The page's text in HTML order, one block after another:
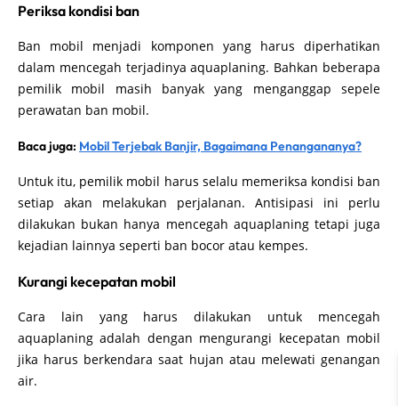
Periksa kondisi ban
Ban mobil menjadi komponen yang harus diperhatikan
dalam mencegah terjadinya aquaplaning. Bahkan beberapa
pemilik mobil masih banyak yang menganggap sepele
perawatan ban mobil.
Baca juga: Mobil Terjebak Banjir, Bagaimana Penangananya?
Untuk itu, pemilik mobil harus selalu memeriksa kondisi ban
setiap akan melakukan perjalanan. Antisipasi ini perlu
dilakukan bukan hanya mencegah aquaplaning tetapi juga
kejadian lainnya seperti ban bocor atau kempes.
Kurangi kecepatan mobil
Cara lain yang harus dilakukan untuk mencegah
aquaplaning adalah dengan mengurangi kecepatan mobil
jika harus berkendara saat hujan atau melewati genangan
air.